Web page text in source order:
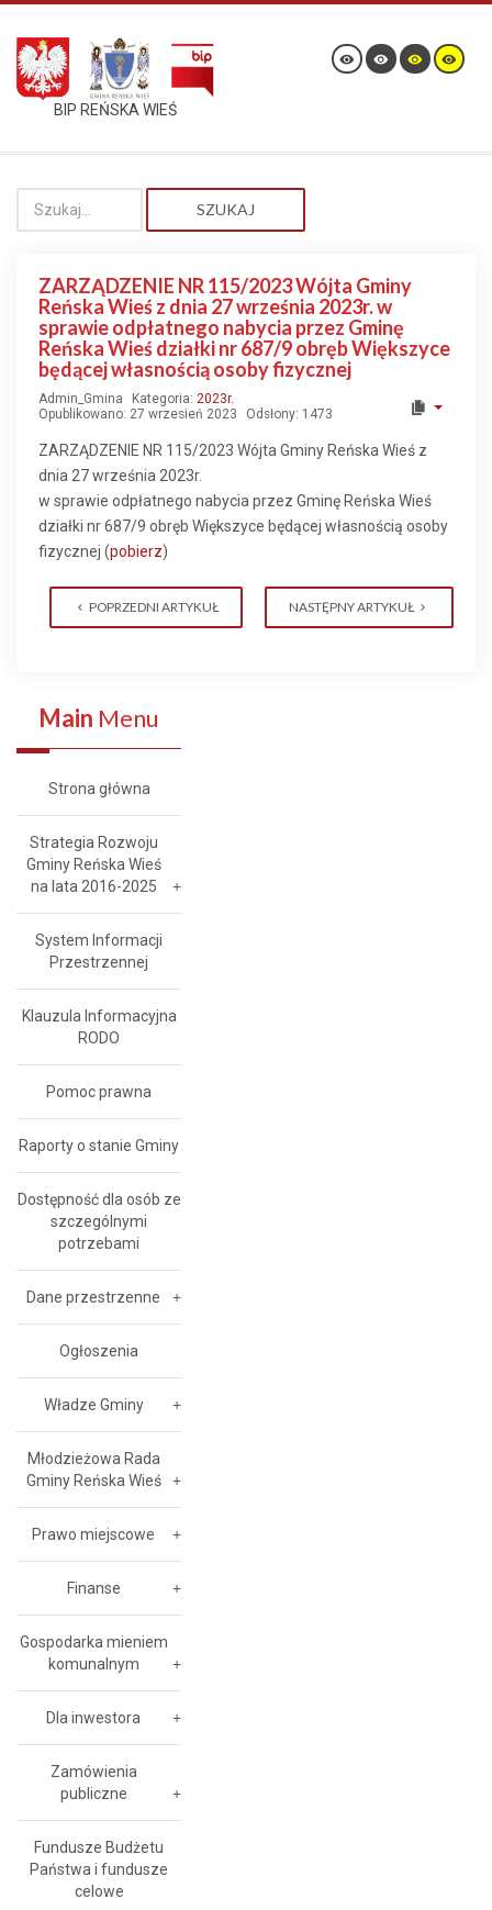
BIP REŃSKA WIEŚ
SZUKAJ
ZARZĄDZENIE NR 115/2023 Wójta Gminy
Reńska Wieś z dnia 27 września 2023r. w
sprawie odpłatnego nabycia przez Gminę
Reńska Wieś działki nr 687/9 obręb Większyce
będącej własnością osoby fizycznej
Admin_Gmina Kategoria: 2023r.
Opublikowano: 27 wrzesień 2023
Odsłony: 1473
ZARZĄDZENIE NR 115/2023 Wójta Gminy Reńska Wieś z
dnia 27 września 2023r.
w sprawie odpłatnego nabycia przez Gminę Reńska Wieś
działki nr 687/9 obręb Większyce będącej własnością osoby
fizycznej (pobierz)
POPRZEDNI ARTYKUŁ NASTĘPNY ARTYKUŁ
Main Menu
Strona główna
Strategia Rozwoju
Gminy Reńska Wieś
na lata 2016-2025
System Informacji
Przestrzennej
Klauzula Informacyjna
RODO
Pomoc prawna
Raporty o stanie Gminy
Dostępność dla osób ze
szczególnymi
potrzebami
Dane przestrzenne
Ogłoszenia
Władze Gminy
Młodzieżowa Rada
Gminy Reńska Wieś
Prawo miejscowe
Finanse
Gospodarka mieniem
komunalnym
Dla inwestora
Zamówienia
publiczne
Fundusze Budżetu
Państwa i fundusze
celowe